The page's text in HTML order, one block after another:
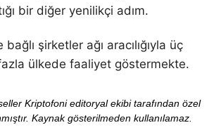
bir diğer yenilikçi adım.
şirketler ağı aracılığıyla üç
ülkede faaliyet göstermekte.
Kriptofoni editoryal ekibi tarafından özel
Kaynak gösterilmeden kullanılamaz.